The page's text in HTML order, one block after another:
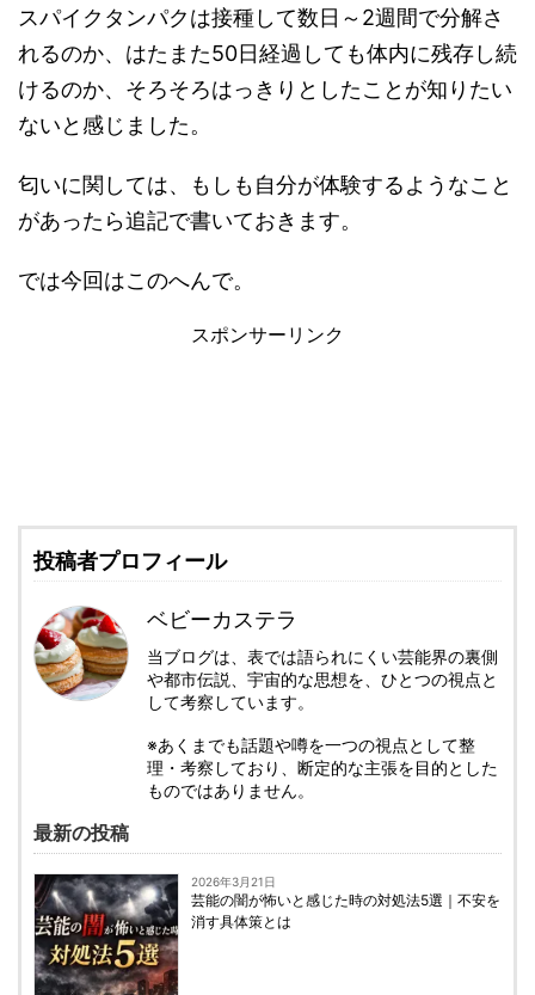
スパイクタンパクは接種して数日～2週間で分解さ
れるのか、はたまた50日経過しても体内に残存し続
けるのか、そろそろはっきりとしたことが知りたい
ないと感じました。
匂いに関しては、もしも自分が体験するようなこと
があったら追記で書いておきます。
では今回はこのへんで。
スポンサーリンク
投稿者プロフィール
ベビーカステラ
当ブログは、表では語られにくい芸能界の裏側
や都市伝説、宇宙的な思想を、ひとつの視点と
して考察しています。
※あくまでも話題や噂を一つの視点として整
理・考察しており、断定的な主張を目的とした
ものではありません。
最新の投稿
2026年3月21日
芸能の闇が怖いと感じた時の対処法5選｜不安を
消す具体策とは